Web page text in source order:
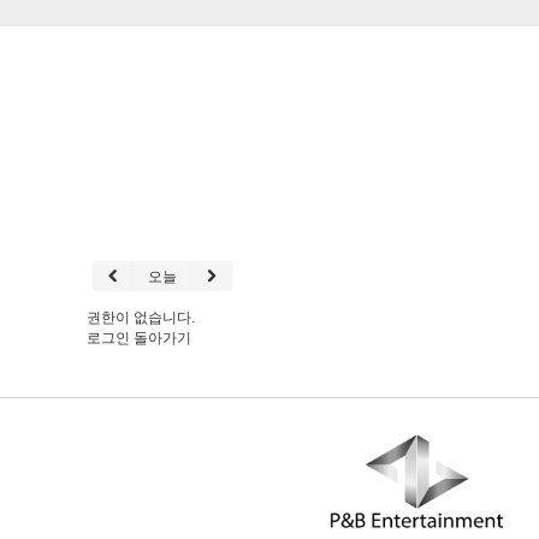
오늘
권한이 없습니다.
로그인 돌아가기